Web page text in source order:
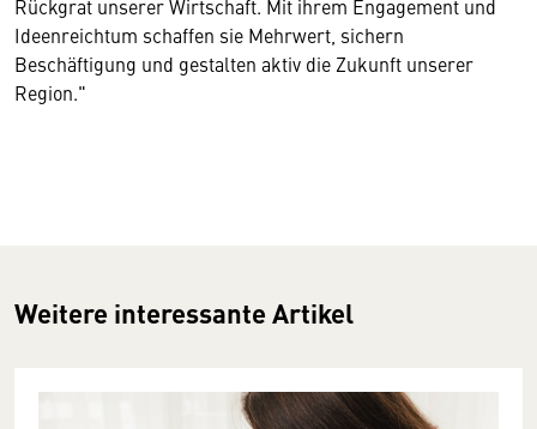
Rückgrat unserer Wirtschaft. Mit ihrem Engagement und
Ideenreichtum schaffen sie Mehrwert, sichern
Beschäftigung und gestalten aktiv die Zukunft unserer
Region."
Weitere interessante Artikel